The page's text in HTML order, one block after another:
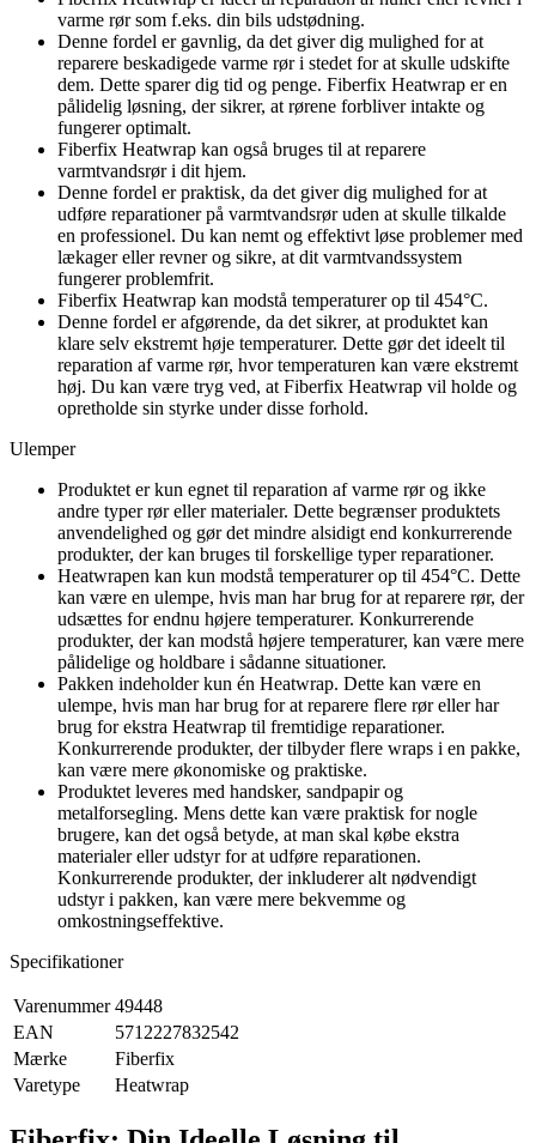
varme rør som f.eks. din bils udstødning.
Denne fordel er gavnlig, da det giver dig mulighed for at
reparere beskadigede varme rør i stedet for at skulle udskifte
dem. Dette sparer dig tid og penge. Fiberfix Heatwrap er en
pålidelig løsning, der sikrer, at rørene forbliver intakte og
fungerer optimalt.
Fiberfix Heatwrap kan også bruges til at reparere
varmtvandsrør i dit hjem.
Denne fordel er praktisk, da det giver dig mulighed for at
udføre reparationer på varmtvandsrør uden at skulle tilkalde
en professionel. Du kan nemt og effektivt løse problemer med
lækager eller revner og sikre, at dit varmtvandssystem
fungerer problemfrit.
Fiberfix Heatwrap kan modstå temperaturer op til 454°C.
Denne fordel er afgørende, da det sikrer, at produktet kan
klare selv ekstremt høje temperaturer. Dette gør det ideelt til
reparation af varme rør, hvor temperaturen kan være ekstremt
høj. Du kan være tryg ved, at Fiberfix Heatwrap vil holde og
opretholde sin styrke under disse forhold.
Ulemper
Produktet er kun egnet til reparation af varme rør og ikke
andre typer rør eller materialer. Dette begrænser produktets
anvendelighed og gør det mindre alsidigt end konkurrerende
produkter, der kan bruges til forskellige typer reparationer.
Heatwrapen kan kun modstå temperaturer op til 454°C. Dette
kan være en ulempe, hvis man har brug for at reparere rør, der
udsættes for endnu højere temperaturer. Konkurrerende
produkter, der kan modstå højere temperaturer, kan være mere
pålidelige og holdbare i sådanne situationer.
Pakken indeholder kun én Heatwrap. Dette kan være en
ulempe, hvis man har brug for at reparere flere rør eller har
brug for ekstra Heatwrap til fremtidige reparationer.
Konkurrerende produkter, der tilbyder flere wraps i en pakke,
kan være mere økonomiske og praktiske.
Produktet leveres med handsker, sandpapir og
metalforsegling. Mens dette kan være praktisk for nogle
brugere, kan det også betyde, at man skal købe ekstra
materialer eller udstyr for at udføre reparationen.
Konkurrerende produkter, der inkluderer alt nødvendigt
udstyr i pakken, kan være mere bekvemme og
omkostningseffektive.
Specifikationer
Varenummer 49448
EAN
5712227832542
Mærke
Fiberfix
Varetype
Heatwrap